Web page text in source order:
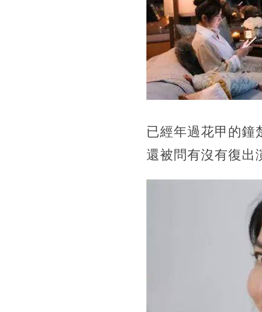
已經年過花甲的鐘
還被問有沒有復出